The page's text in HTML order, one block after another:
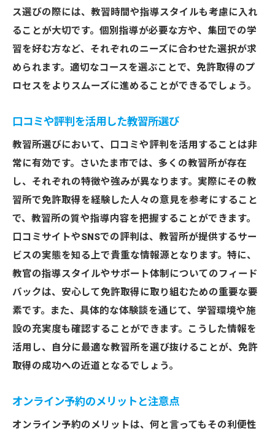
ス選びの際には、教習時間や指導スタイルも考慮に入れ
ることが大切です。個別指導が必要な方や、集団での学
習を好む方など、それぞれのニーズに合わせた選択が求
められます。適切なコースを選ぶことで、免許取得のプ
ロセスをよりスムーズに進めることができるでしょう。
口コミや評判を活用した教習所選び
教習所選びにおいて、口コミや評判を活用することは非
常に有効です。さいたま市では、多くの教習所が存在
し、それぞれの特徴や強みが異なります。実際にその教
習所で免許取得を経験した人々の意見を参考にすること
で、教習所の質や指導内容を把握することができます。
口コミサイトやSNSでの評判は、教習所が提供するサー
ビスの実態を知る上で貴重な情報源となります。特に、
教官の指導スタイルやサポート体制についてのフィード
バックは、安心して免許取得に取り組むための重要な要
素です。また、具体的な体験談を通じて、学習環境や施
設の充実度も確認することができます。こうした情報を
活用し、自分に最適な教習所を選び抜けることが、免許
取得の成功への近道となるでしょう。
オンライン予約のメリットと注意点
オンライン予約のメリットは、何と言ってもその利便性